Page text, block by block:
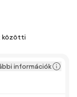
közötti
információk